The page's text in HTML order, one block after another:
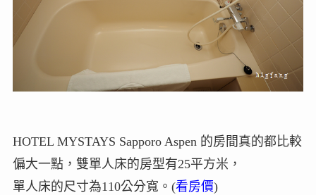
HOTEL MYSTAYS Sapporo Aspen 的房間真的都比較
偏大一點，雙單人床的房型有25平方米，
單人床的尺寸為110公分寬。(看房價)